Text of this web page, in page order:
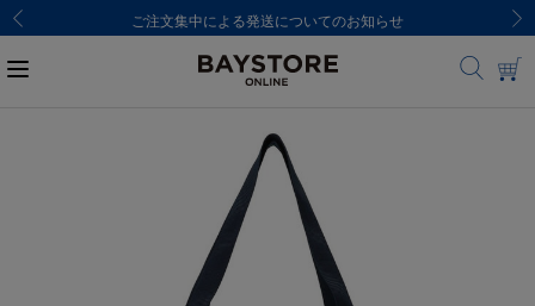
ご注文集中による発送についてのお知らせ